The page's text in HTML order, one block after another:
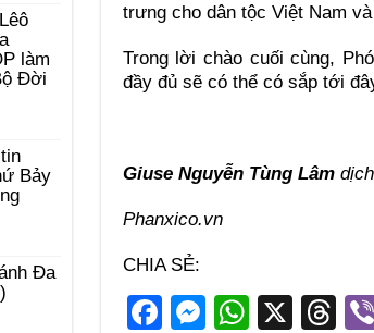
trưng cho dân tộc Việt Nam
Trong lời chào cuối cùng,
đầy đủ sẽ có thể có sắp tới
Giuse Nguyễn Tùng Lâmdịch
Phanxico.vn
CHIA SẺ:
F M W X T
làm
Đời
Bảy
Ða